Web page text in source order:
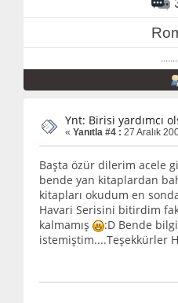
Ynt: Birisi yardımcı
« Yanıtla #4 : 27 Aralık
Başta özür dilerim acele
bende yan kitaplardan
kitapları okudum en
Havari Serisini bitirdim
kalmamış
:D Bende
istemiştim....Teşekkürler